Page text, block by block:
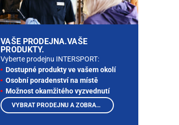
VAŠE PRODEJNA.VAŠE
PRODUKTY.
Vyberte prodejnu INTERSPORT:
Dostupné produkty ve vašem okolí
Osobní poradenství na místě
Možnost okamžitého vyzvednutí
VYBRAT PRODEJNU A ZOBRAZIT PRODUKTY